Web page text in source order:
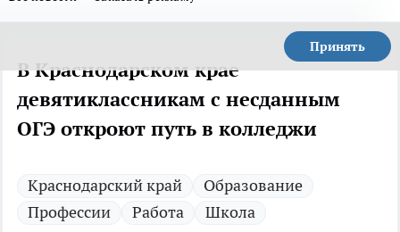
Принять
В Краснодарском крае
девятиклассникам с несданным
ОГЭ откроют путь в колледжи
Краснодарский край
Образование
Профессии
Работа Школа